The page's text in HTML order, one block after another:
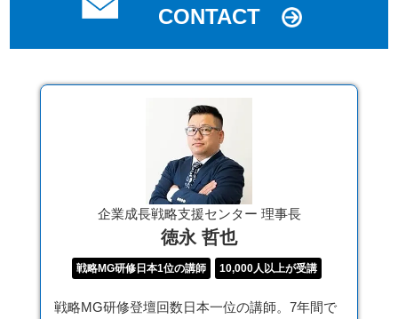
CONTACT
企業成長戦略支援センター 理事長
徳永 哲也
戦略MG研修日本1位の講師 10,000人以上が受講
戦略MG研修登壇回数日本一位の講師。7年間で